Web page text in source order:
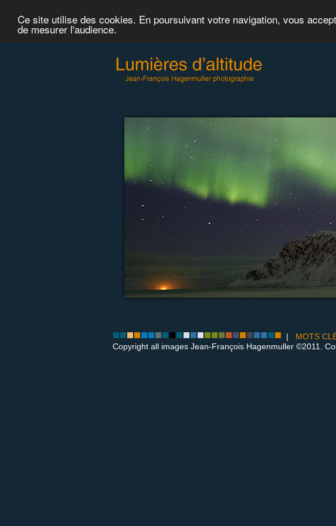
Ce site utilise des cookies. En poursuivant votre navigation, vous
de mesurer l'audience.
| MOTS
Copyright all images Jean-François Hagenmuller ©2011.